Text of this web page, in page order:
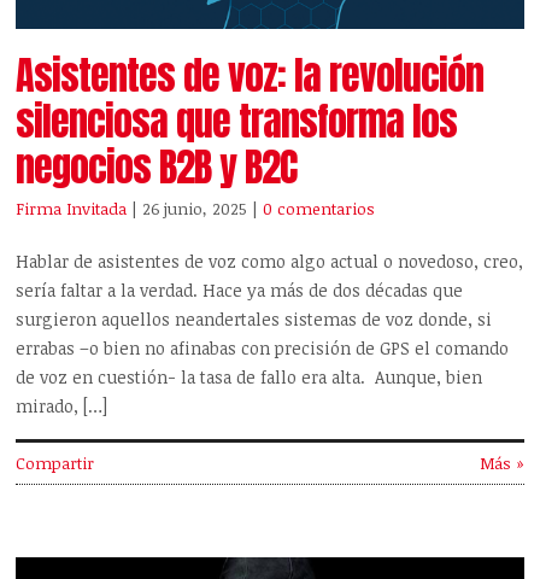
Asistentes de voz: la revolución
silenciosa que transforma los
negocios B2B y B2C
Firma Invitada | 26 junio, 2025 |0 comentarios
Hablar de asistentes de voz como algo actual o novedoso, creo,
sería faltar a la verdad. Hace ya más de dos décadas que
surgieron aquellos neandertales sistemas de voz donde, si
errabas –o bien no afinabas con precisión de GPS el comando
de voz en cuestión- la tasa de fallo era alta. Aunque, bien
mirado, […]
Compartir Más »